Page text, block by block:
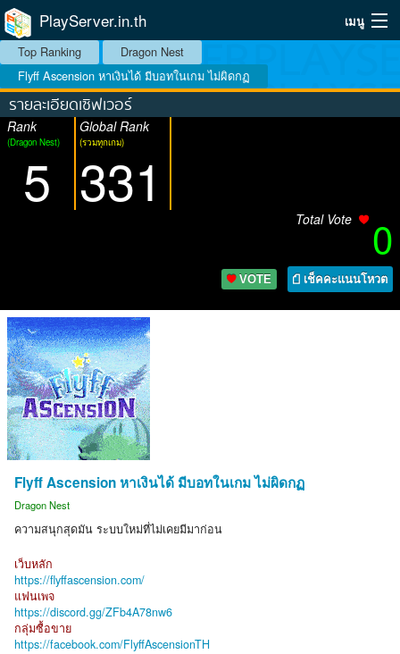
PlayServer.in.th เมนู
Home
Top Ranking Server
วิธีจัดอันดับ
วิธีใช้
Top Ranking
Dragon Nest
Flyff Ascension หาเงินได้ มีบอทในเกม ไม่ผิดกฏ
รายละเอียดเซิฟเวอร์
Rank
(Dragon Nest)
5
Global Rank
(รวมทุกเกม)
331
Total Vote 0
VOTE เช็คคะแนนโหวต
Flyff Ascension หาเงินได้ มีบอทในเกม ไม่ผิดกฏ
Dragon Nest
ความสนุกสุดมัน ระบบใหม่ที่ไม่เคยมีมาก่อน
เว็บหลัก
https://flyffascension.com/
แฟนเพจ
https://discord.gg/ZFb4A78nw6
กลุ่มซื้อขาย
https://facebook.com/FlyffAscensionTH